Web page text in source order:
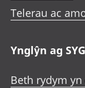
Telerau ac
Ynglŷn ag SYG
Beth rydym